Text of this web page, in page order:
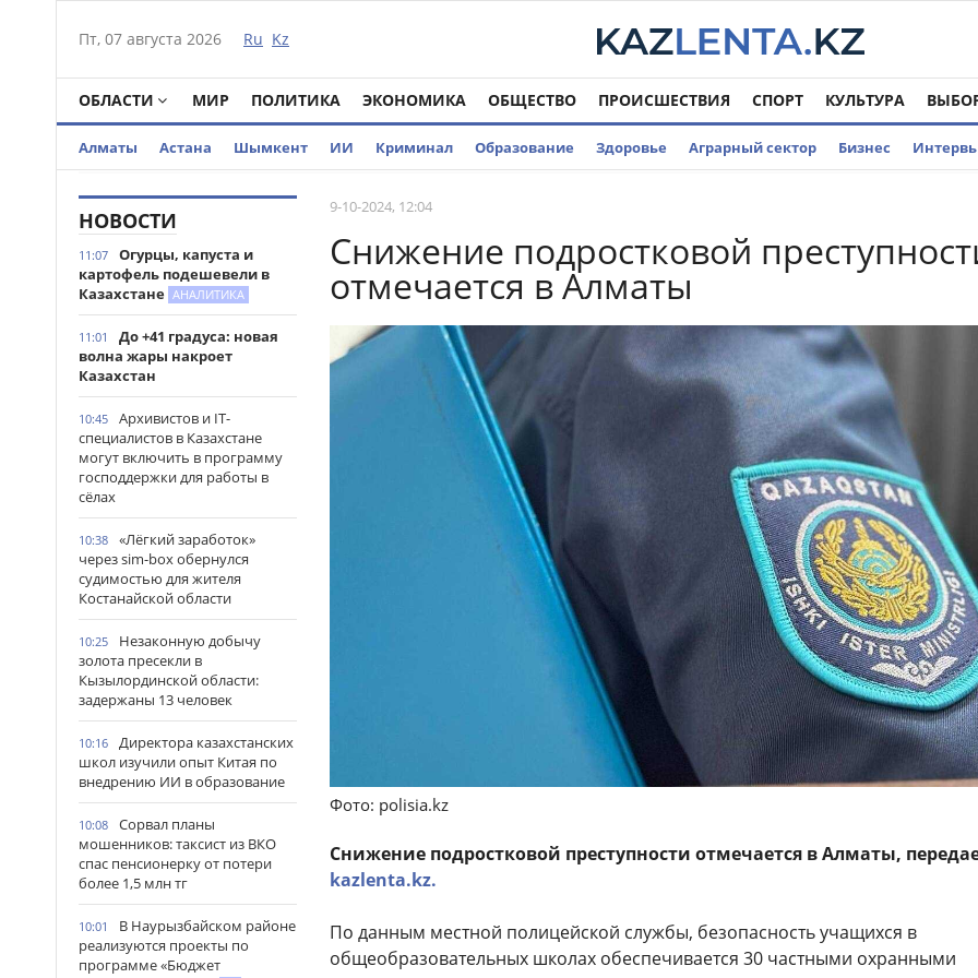
Пт, 07 августа 2026 Ru Kz
ОБЛАСТИ МИР ПОЛИТИКА ЭКОНОМИКА ОБЩЕСТВО ПРОИСШЕСТВИЯ СПОРТ КУЛЬТУРА
Алматы Астана Шымкент ИИ Криминал Образование Здоровье Аграрный сектор Бизнес
НОВОСТИ
11:07
Огурцы, капуста и
картофель подешевели в
Казахстане АНАЛИТИКА
11:01
До +41 градуса: новая
волна жары накроет
Казахстан
10:45
Архивистов и IT-
специалистов в Казахстане
могут включить в программу
господдержки для работы в
сёлах
10:38
«Лёгкий заработок»
через sim-box обернулся
судимостью для жителя
Костанайской области
10:25
Незаконную добычу
золота пресекли в
Кызылординской области:
задержаны 13 человек
10:16
Директора казахстанских
школ изучили опыт Китая по
внедрению ИИ в образование
10:08
Сорвал планы
мошенников: таксист из ВКО
спас пенсионерку от потери
более 1,5 млн тг
10:01
В Наурызбайском районе
реализуются проекты по
программе «Бюджет
9-10-2024, 12:04
Снижение подростковой
отмечается в Алматы
Фото: polisia.kz
Снижение подростковой преступности отмечается в Алматы,
kazlenta.kz.
По данным местной полицейской службы, безопасность учащихся в
общеобразовательных школах обеспечивается 30 частными охранными